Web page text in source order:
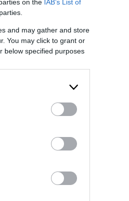
on the IAB’s List of
and may gather and store
You may click to grant or
below specified purposes
και